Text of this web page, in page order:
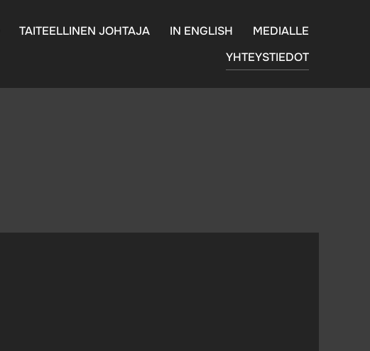
TAITEELLINEN JOHTAJA IN ENGLISH
MEDIALLE
YHTEYSTIEDOT